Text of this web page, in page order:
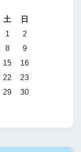
土
日
1
2
8
9
15
16
22
23
29
30